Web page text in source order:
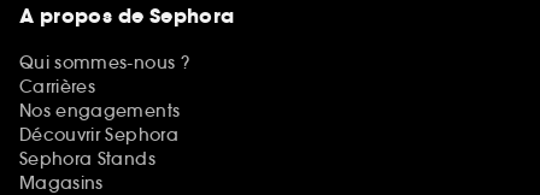
A propos de Sephora
Qui sommes-nous ?
Carrières
Nos engagements
Découvrir Sephora
Sephora Stands
Magasins